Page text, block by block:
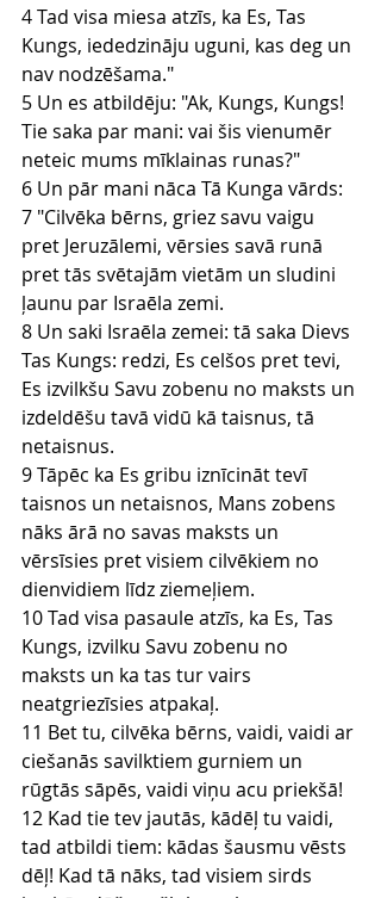
4 Tad visa miesa atzīs, ka Es, Tas
Kungs, iededzināju uguni, kas deg un
nav nodzēšama."
5 Un es atbildēju: "Ak, Kungs, Kungs!
Tie saka par mani: vai šis vienumēr
neteic mums mīklainas runas?"
6 Un pār mani nāca Tā Kunga vārds:
7 "Cilvēka bērns, griez savu vaigu
pret Jeruzālemi, vērsies savā runā
pret tās svētajām vietām un sludini
ļaunu par Israēla zemi.
8 Un saki Israēla zemei: tā saka Dievs
Tas Kungs: redzi, Es celšos pret tevi,
Es izvilkšu Savu zobenu no maksts un
izdeldēšu tavā vidū kā taisnus, tā
netaisnus.
9 Tāpēc ka Es gribu iznīcināt tevī
taisnos un netaisnos, Mans zobens
nāks ārā no savas maksts un
vērsīsies pret visiem cilvēkiem no
dienvidiem līdz ziemeļiem.
10 Tad visa pasaule atzīs, ka Es, Tas
Kungs, izvilku Savu zobenu no
maksts un ka tas tur vairs
neatgriezīsies atpakaļ.
11 Bet tu, cilvēka bērns, vaidi, vaidi ar
ciešanās savilktiem gurniem un
rūgtās sāpēs, vaidi viņu acu priekšā!
12 Kad tie tev jautās, kādēļ tu vaidi,
tad atbildi tiem: kādas šausmu vēsts
dēļ! Kad tā nāks, tad visiem sirds